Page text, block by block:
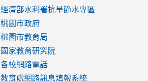
v=hC_gdZndU9s
v=hC_gdZndU9s
https://www.youtube.com/watch?
v=mfpNykQ0g4M
經濟部水利署抗旱節水專區
桃園市政府
桃園市教育局
國家教育研究院
各校網路電話
教育處網路訊息填報系統